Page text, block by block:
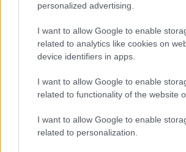
personalized advertising.
I want to allow Google to enable
related to analytics like cookies on
device identifiers in apps.
I want to allow Google to enable
related to functionality of the website
I want to allow Google to enable
related to personalization.
Salmo finisce in ospedale a
va avanti: “Sicilia, ci sono”
Jovanotti, Gabry Ponte e Alfa: